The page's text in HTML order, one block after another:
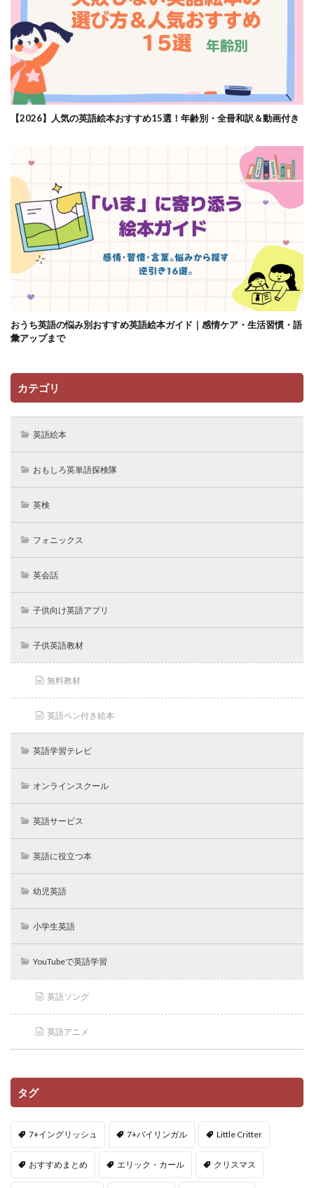
【2026】人気の英語絵本おすすめ15選！年齢別・全冊和訳＆動画付き
おうち英語の悩み別おすすめ英語絵本ガイド｜感情ケア・生活習慣・語
彙アップまで
カテゴリ
英語絵本
おもしろ英単語探検隊
英検
フォニックス
英会話
子供向け英語アプリ
子供英語教材
無料教材
英語ペン付き絵本
英語学習テレビ
オンラインスクール
英語サービス
英語に役立つ本
幼児英語
小学生英語
YouTubeで英語学習
英語ソング
英語アニメ
タグ
7+イングリッシュ 7+バイリンガル Little Critter
おすすめまとめ エリック・カール クリスマス